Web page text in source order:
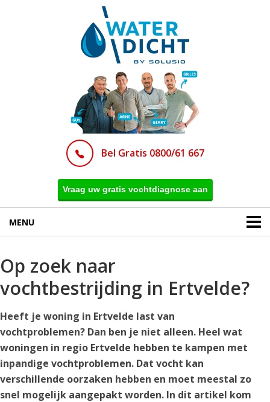
Bel Gratis 0800/61 667
Vraag uw gratis vochtdiagnose aan
MENU
Op zoek naar
vochtbestrijding in Ertvelde?
Heeft je woning in Ertvelde last van
vochtproblemen? Dan ben je niet alleen. Heel wat
woningen in regio Ertvelde hebben te kampen met
inpandige vochtproblemen. Dat vocht kan
verschillende oorzaken hebben en moet meestal zo
snel mogelijk aangepakt worden. In dit artikel kom